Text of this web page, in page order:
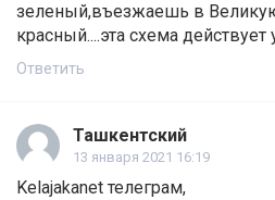
зеленый,въезжаешь в
красный....эта схема действует
Ответить
Ташкентский
13 января 2021 16:19
Kelajakanet телеграм,